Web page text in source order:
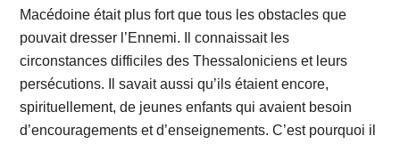
Macédoine était plus fort que tous les obstacles que
pouvait dresser l’Ennemi. Il connaissait les
circonstances difficiles des Thessaloniciens et leurs
persécutions. Il savait aussi qu’ils étaient encore,
spirituellement, de jeunes enfants qui avaient besoin
d’encouragements et d’enseignements. C’est pourquoi il